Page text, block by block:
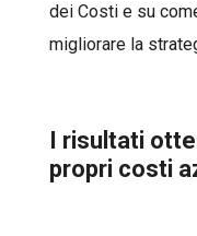
dei Costi e su
migliorare la
I risultati
propri costi